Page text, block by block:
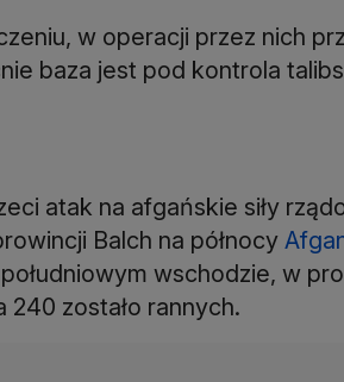
w operacji przez nich
baza jest pod kontrola
atak na afgańskie siły
Balch na północy
wschodzie, w
240 zostało rannych.